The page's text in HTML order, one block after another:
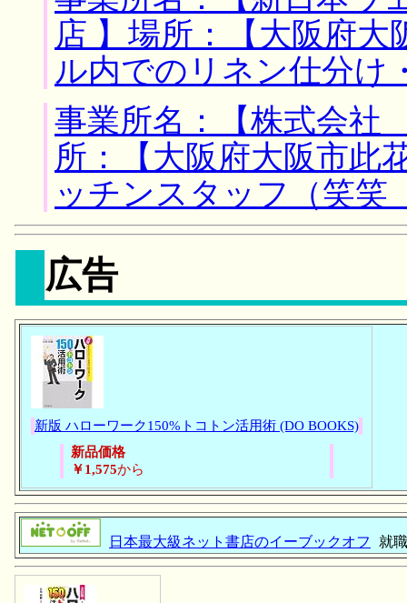
店 】場所：【大阪府
ル内でのリネン仕分
事業所名：【株式会
所：【大阪府大阪市此
ッチンスタッフ（笑
広告
新版 ハローワーク150%トコトン活用術 (DO BOOKS)
新品価格
￥1,575から
日本最大級ネット書店のイーブックオフ 就